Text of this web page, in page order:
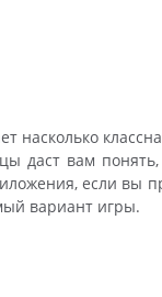
насколько
даст вам
если вы
вариант игры.